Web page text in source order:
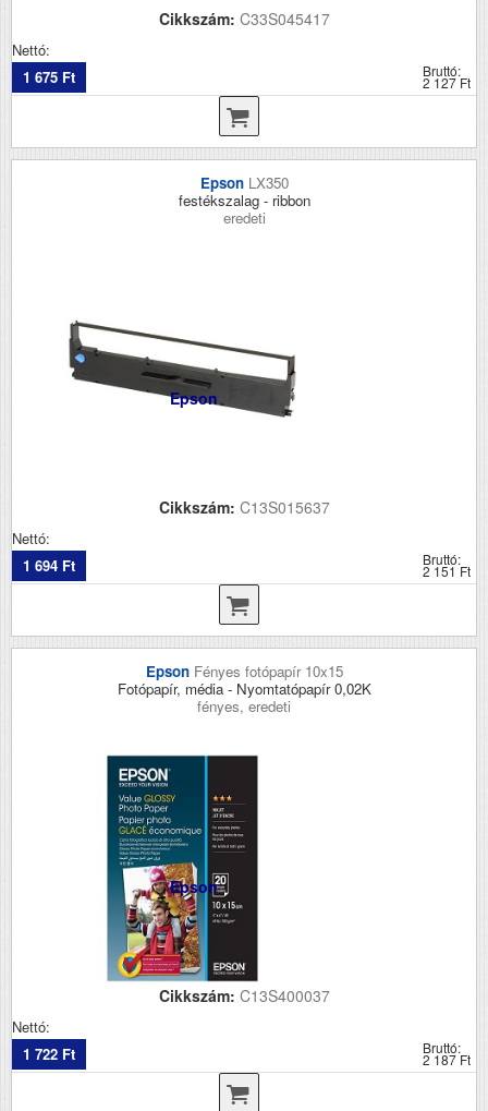
Cikkszám: C33S045417
Nettó:
1 675 Ft
Bruttó:
2 127 Ft
Epson LX350
festékszalag - ribbon
eredeti
Epson
Cikkszám: C13S015637
Nettó:
1 694 Ft
Bruttó:
2 151 Ft
Epson Fényes fotópapír 10x15
Fotópapír, média - Nyomtatópapír 0,02K
fényes, eredeti
Epson
Cikkszám: C13S400037
Nettó:
1 722 Ft
Bruttó:
2 187 Ft